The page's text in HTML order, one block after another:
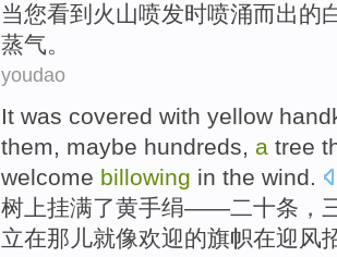
当您看到 火山喷发时喷涌而出的
蒸气。
youdao
It was covered with yellow
them, maybe hundreds, a tree
welcome billowing in the wind.
树上挂满了黄手绢——二十条，
立在那儿就像欢迎的旗帜在迎风